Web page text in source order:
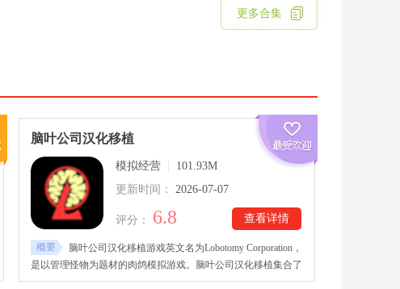
更多合集
脑叶公司汉化移植
模拟经营
101.93M
更新时间：
2026-07-07
查看详情
评分： 6.8
概要
脑叶公司汉化移植游戏英文名为Lobotomy Corporation，
是以管理怪物为题材的肉鸽模拟游戏。脑叶公司汉化移植集合了
众多灵感来自小说、游戏或电影登场的怪物们也是在一家收容公